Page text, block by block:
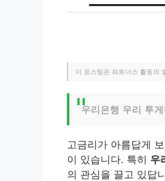
이 포스팅은 파트너스 활동의
우리은행 우리 투
고금리가 아름답게
이 있습니다. 특히 우
의 관심을 끌고 있답